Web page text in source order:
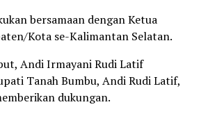
bersamaan dengan Ketua
Kota se-Kalimantan Selatan.
Andi Irmayani Rudi Latif
Tanah Bumbu, Andi Rudi Latif,
dukungan.